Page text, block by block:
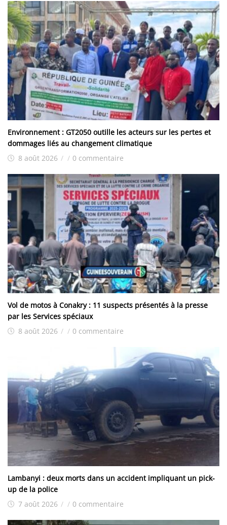
Environnement : GT2050 outille les acteurs sur les pertes et
dommages liés au changement climatique
8 août 2026 / / 0 commentaire
Vol de motos à Conakry : 11 suspects présentés à la presse
par les Services spéciaux
8 août 2026 / / 0 commentaire
Lambanyi : deux morts dans un accident impliquant un pick-
up de la police
7 août 2026 / / 0 commentaire